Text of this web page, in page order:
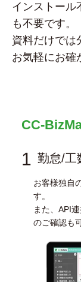
インストール
も不要です。
資料だけでは
お気軽にお確
CC-
1 勤怠/工
お客様独自
す。
また、API
のご確認も